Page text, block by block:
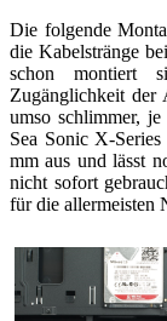
Die folgende
die Kabelstränge
schon montiert
Zugänglichkeit der
umso schlimmer,
Sea Sonic X-
mm aus und lässt
nicht sofort
für die allermeisten